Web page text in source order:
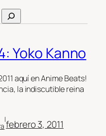
Yoko Kanno
aquí en Anime Beats!
la indiscutible reina
|febrero 3, 2011